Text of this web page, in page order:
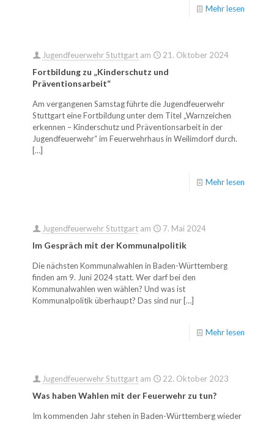
Mehr lesen
Jugendfeuerwehr Stuttgart am 21. Oktober 2024
Fortbildung zu „Kinderschutz und
Präventionsarbeit“
Am vergangenen Samstag führte die Jugendfeuerwehr
Stuttgart eine Fortbildung unter dem Titel „Warnzeichen
erkennen – Kinderschutz und Präventionsarbeit in der
Jugendfeuerwehr“ im Feuerwehrhaus in Weilimdorf durch.
[…]
Mehr lesen
Jugendfeuerwehr Stuttgart am 7. Mai 2024
Im Gespräch mit der Kommunalpolitik
Die nächsten Kommunalwahlen in Baden-Württemberg
finden am 9. Juni 2024 statt. Wer darf bei den
Kommunalwahlen wen wählen? Und was ist
Kommunalpolitik überhaupt? Das sind nur […]
Mehr lesen
Jugendfeuerwehr Stuttgart am 22. Oktober 2023
Was haben Wahlen mit der Feuerwehr zu tun?
Im kommenden Jahr stehen in Baden-Württemberg wieder